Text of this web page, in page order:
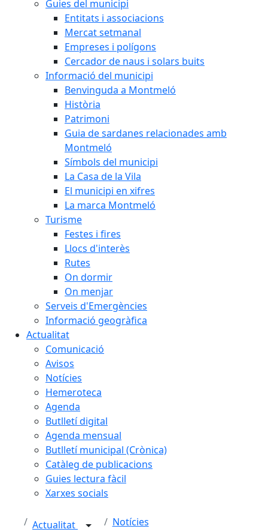
Guies del municipi
Entitats i associacions
Mercat setmanal
Empreses i polígons
Cercador de naus i solars buits
Informació del municipi
Benvinguda a Montmeló
Història
Patrimoni
Guia de sardanes relacionades amb
Montmeló
Símbols del municipi
La Casa de la Vila
El municipi en xifres
La marca Montmeló
Turisme
Festes i fires
Llocs d'interès
Rutes
On dormir
On menjar
Serveis d'Emergències
Informació geogràfica
Actualitat
Comunicació
Avisos
Notícies
Hemeroteca
Agenda
Butlletí digital
Agenda mensual
Butlletí municipal (Crònica)
Catàleg de publicacions
Guies lectura fàcil
Xarxes socials
Actualitat Notícies